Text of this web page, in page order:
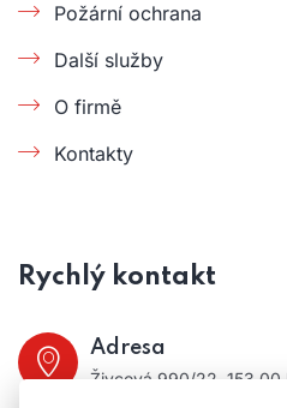
Požární ochrana
Další služby
O firmě
Kontakty
Rychlý kontakt
Adresa
Živcová 990/22, 153 00